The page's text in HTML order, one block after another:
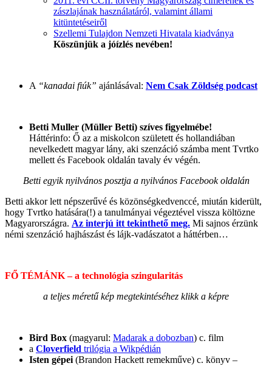
zászlajának használatáról, valamint állami
kitüntetéseiről
Szellemi Tulajdon Nemzeti Hivatala kiadványa
Köszünjük a jóízlés nevében!
A “kanadai fiúk” ajánlásával: Nem Csak Zöldség podcast
Betti Muller (Müller Betti) szíves figyelmébe!
Háttérinfo: Ő az a miskolcon született és hollandiában
nevelkedett magyar lány, aki szenzáció számba ment Tvrtko
mellett és Facebook oldalán tavaly év végén.
Betti egyik nyilvános posztja a nyilvános Facebook oldalán
Betti akkor lett népszerűvé és közönségkedvenccé, miután kiderült,
hogy Tvrtko hatására(!) a tanulmányai végeztével vissza költözne
Magyarországra. Az interjú itt tekinthető meg. Mi sajnos érzünk
némi szenzáció hajhászást és lájk-vadászatot a háttérben…
FŐ TÉMÁNK – a technológia szingularitás
a teljes méretű kép megtekintéséhez klikk a képre
Bird Box (magyarul: Madarak a dobozban) c. film
a Cloverfield trilógia a Wikpédián
Isten gépei (Brandon Hackett remekműve) c. könyv –